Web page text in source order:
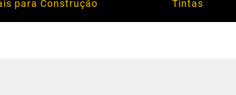
para Construção Tintas